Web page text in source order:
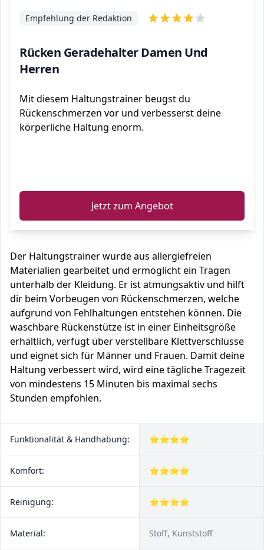
Rücken Geradehalter Damen Und
Herren
Empfehlung der Redaktion
Mit diesem Haltungstrainer beugst du
Rückenschmerzen vor und verbesserst deine
körperliche Haltung enorm.
Jetzt zum Angebot
Der Haltungstrainer wurde aus allergiefreien
Materialien gearbeitet und ermöglicht ein Tragen
unterhalb der Kleidung. Er ist atmungsaktiv und hilft
dir beim Vorbeugen von Rückenschmerzen, welche
aufgrund von Fehlhaltungen entstehen können. Die
waschbare Rückenstütze ist in einer Einheitsgröße
erhältlich, verfügt über verstellbare Klettverschlüsse
und eignet sich für Männer und Frauen. Damit deine
Haltung verbessert wird, wird eine tägliche Tragezeit
von mindestens 15 Minuten bis maximal sechs
Stunden empfohlen.
Funktionalität & Handhabung: ⭐⭐⭐⭐
Komfort: ⭐⭐⭐⭐
Reinigung: ⭐⭐⭐⭐
Material: Stoff, Kunststoff